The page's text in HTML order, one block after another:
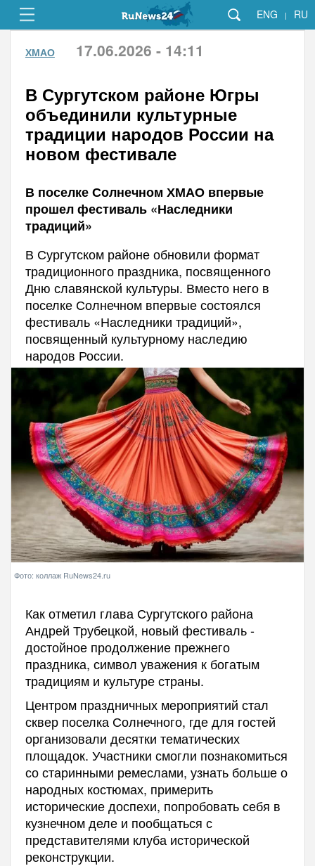
ENG | RU
ХМАО 17.06.2026 - 14:11
В Сургутском районе Югры
объединили культурные
традиции народов России на
новом фестивале
В поселке Солнечном ХМАО впервые
прошел фестиваль «Наследники
традиций»
В Сургутском районе обновили формат
традиционного праздника, посвященного
Дню славянской культуры. Вместо него в
поселке Солнечном впервые состоялся
фестиваль «Наследники традиций»,
посвященный культурному наследию
народов России.
Фото: коллаж RuNews24.ru
Как отметил глава Сургутского района
Андрей Трубецкой, новый фестиваль -
достойное продолжение прежнего
праздника, символ уважения к богатым
традициям и культуре страны.
Центром праздничных мероприятий стал
сквер поселка Солнечного, где для гостей
организовали десятки тематических
площадок. Участники смогли познакомиться
со старинными ремеслами, узнать больше о
народных костюмах, примерить
исторические доспехи, попробовать себя в
кузнечном деле и пообщаться с
представителями клуба исторической
реконструкции.